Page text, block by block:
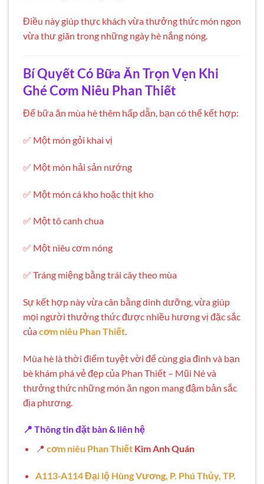
Điều này giúp thực khách vừa thưởng thức món ngon
vừa thư giãn trong những ngày hè nắng nóng.
Bí Quyết Có Bữa Ăn Trọn Vẹn Khi
Ghé Cơm Niêu Phan Thiết
Để bữa ăn mùa hè thêm hấp dẫn, bạn có thể kết hợp:
✅ Một món gỏi khai vị
✅ Một món hải sản nướng
✅ Một món cá kho hoặc thịt kho
✅ Một tô canh chua
✅ Một niêu cơm nóng
✅ Tráng miệng bằng trái cây theo mùa
Sự kết hợp này vừa cân bằng dinh dưỡng, vừa giúp
mọi người thưởng thức được nhiều hương vị đặc sắc
củacơm niêu Phan Thiết
Mùa hè là thời điểm tuyệt vời để cùng gia đình và bạn
bè khám phá vẻ đẹp của Phan Thiết – Mũi Né và
thưởng thức những món ăn ngon mang đậm bản sắc
địa phương.
📍 Thông tin đặt bàn & liên hệ
📍 cơm niêu Phan Thiết Kim Anh Quán
A113-A114 Đại lộ Hùng Vương, P. Phú Thủy, TP.